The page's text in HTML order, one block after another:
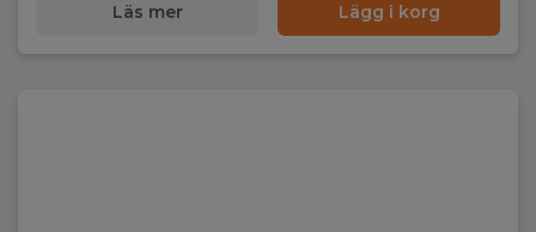
Läs mer Lägg i korg